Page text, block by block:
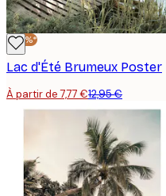
-40%*
Lac d'Été Brumeux Poster
À partir de 7,77 €12,95 €